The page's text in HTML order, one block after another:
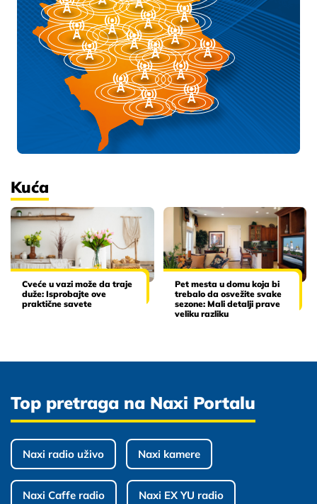
Kuća
Cveće u vazi može da traje
duže: Isprobajte ove
praktične savete
Pet mesta u domu koja bi
trebalo da osvežite svake
sezone: Mali detalji prave
veliku razliku
Top pretraga na Naxi Portalu
Naxi radio uživo Naxi kamere
Naxi Caffe radio Naxi EX YU radio